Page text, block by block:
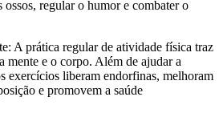
ossos, regular o humor e combater o
A prática regular de atividade física traz
mente e o corpo. Além de ajudar a
exercícios liberam endorfinas, melhoram
e promovem a saúde